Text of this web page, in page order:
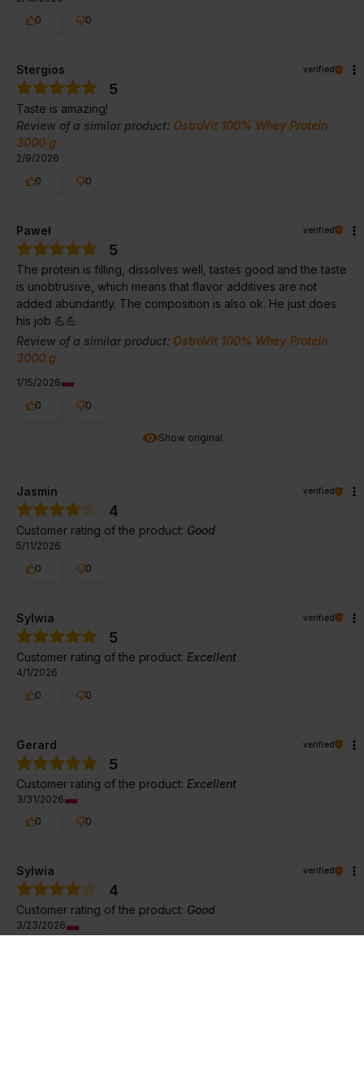
0
0
Stergios verified
5
Taste is amazing!
Review of a similar product: OstroVit 100% Whey Protein
3000 g
2/9/2026
0
0
Show original
Paweł verified
5
The protein is filling, dissolves well, tastes good and the taste
is unobtrusive, which means that flavor additives are not
added abundantly. The composition is also ok. He just does
his job 💪💪
Review of a similar product: OstroVit 100% Whey Protein
3000 g
1/15/2026
0
0
Jasmin verified
4
Customer rating of the product: Good
5/11/2026
0
0
Sylwia verified
5
Customer rating of the product: Excellent
4/1/2026
0
0
Gerard verified
5
Customer rating of the product: Excellent
3/31/2026
0
0
Sylwia verified
4
Customer rating of the product: Good
3/23/2026